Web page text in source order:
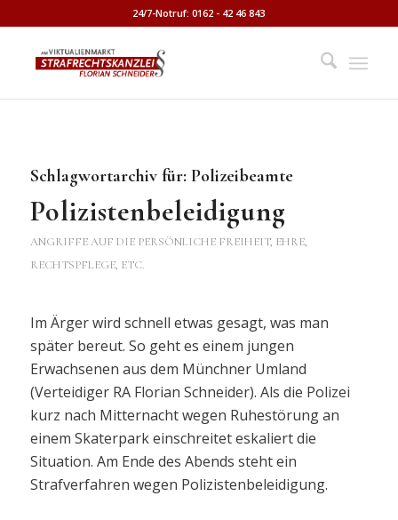
24/7-Notruf: 0162 - 42 46 843
Schlagwortarchiv für: Polizeibeamte
Polizistenbeleidigung
ANGRIFFE AUF DIE PERSÖNLICHE FREIHEIT, EHRE,
RECHTSPFLEGE, ETC.
Im Ärger wird schnell etwas gesagt, was man
später bereut. So geht es einem jungen
Erwachsenen aus dem Münchner Umland
(Verteidiger RA Florian Schneider). Als die Polizei
kurz nach Mitternacht wegen Ruhestörung an
einem Skaterpark einschreitet eskaliert die
Situation. Am Ende des Abends steht ein
Strafverfahren wegen Polizistenbeleidigung.